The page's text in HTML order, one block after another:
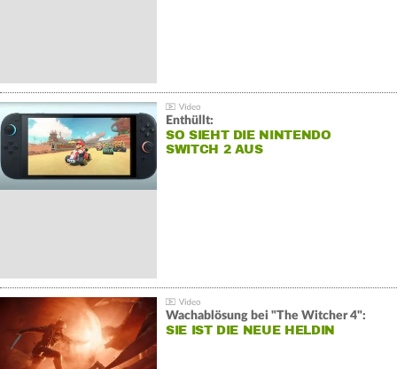
Enthüllt:
SO SIEHT DIE NINTENDO
SWITCH 2 AUS
Wachablösung bei "The Witcher 4":
SIE IST DIE NEUE HELDIN